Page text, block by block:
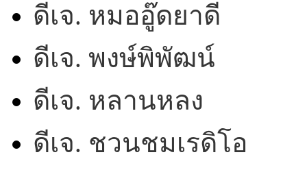
ดีเจ. หมออู๊ดยาดี
ดีเจ. พงษ์พิพัฒน์
ดีเจ. หลานหลง
ดีเจ. ชวนชมเรดิโอ